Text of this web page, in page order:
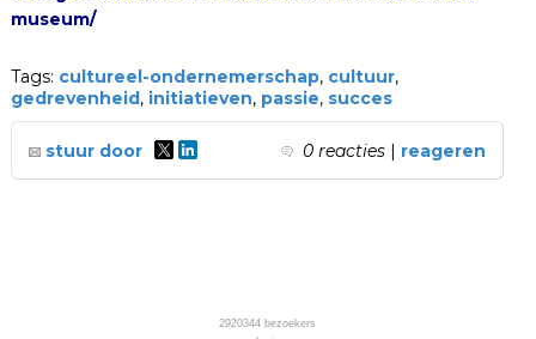
museum/
Tags: cultureel-ondernemerschap, cultuur,
gedrevenheid, initiatieven, passie, succes
0 reacties | reageren
stuur door
2920344 bezoekers